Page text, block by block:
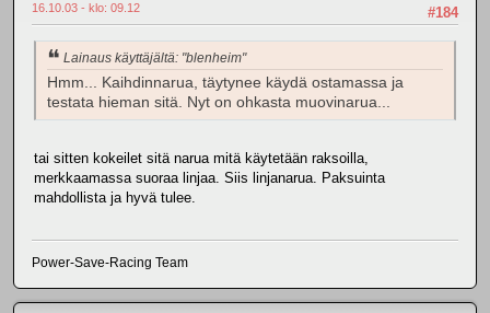
#184
16.10.03 - klo: 09.12
Lainaus käyttäjältä: "blenheim"
Hmm... Kaihdinnarua, täytynee käydä ostamassa ja
testata hieman sitä. Nyt on ohkasta muovinarua...
tai sitten kokeilet sitä narua mitä käytetään raksoilla,
merkkaamassa suoraa linjaa. Siis linjanarua. Paksuinta
mahdollista ja hyvä tulee.
Power-Save-Racing Team